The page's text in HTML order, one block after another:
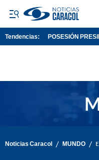
Tendencias: POSESIÓN
Noticias Caracol / MUNDO /